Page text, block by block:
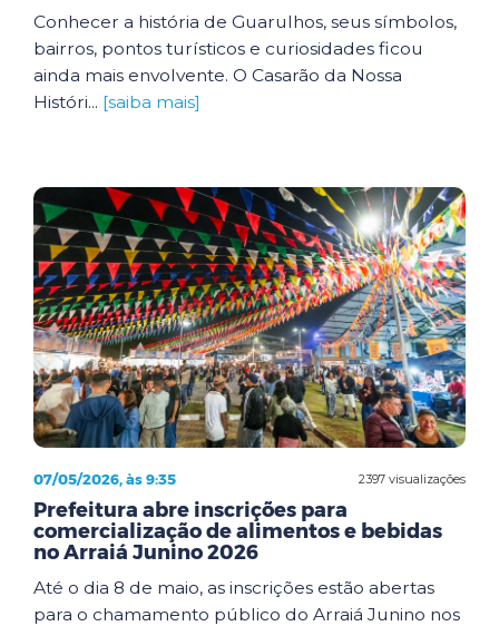
Conhecer a história de Guarulhos, seus símbolos,
bairros, pontos turísticos e curiosidades ficou
ainda mais envolvente. O Casarão da Nossa
Históri... [saiba mais]
2397 visualizações
07/05/2026, às 9:35
Prefeitura abre inscrições para
comercialização de alimentos e bebidas
no Arraiá Junino 2026
Até o dia 8 de maio, as inscrições estão abertas
para o chamamento público do Arraiá Junino nos